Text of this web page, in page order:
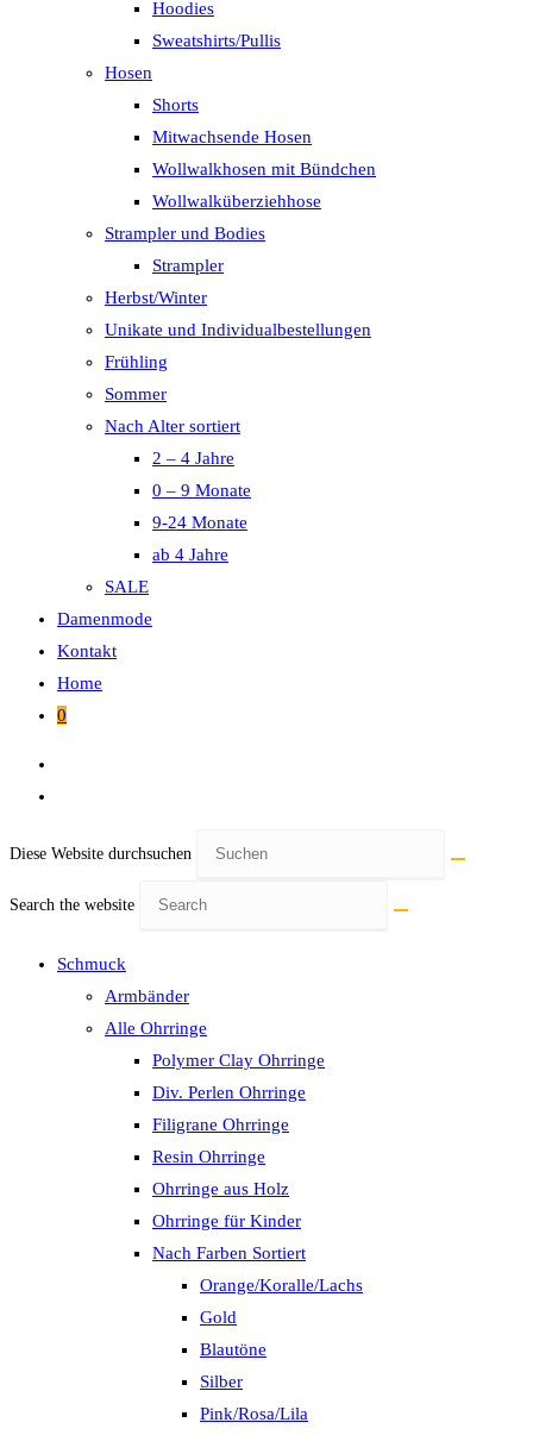
Hoodies
Sweatshirts/Pullis
Hosen
Shorts
Mitwachsende Hosen
Wollwalkhosen mit Bündchen
Wollwalküberziehhose
Strampler und Bodies
Strampler
Herbst/Winter
Unikate und Individualbestellungen
Frühling
Sommer
Nach Alter sortiert
2 – 4 Jahre
0 – 9 Monate
9-24 Monate
ab 4 Jahre
SALE
Damenmode
Kontakt
Home
0
Diese Website durchsuchen
Search the website
Schmuck
Armbänder
Alle Ohrringe
Polymer Clay Ohrringe
Div. Perlen Ohrringe
Filigrane Ohrringe
Resin Ohrringe
Ohrringe aus Holz
Ohrringe für Kinder
Nach Farben Sortiert
Orange/Koralle/Lachs
Gold
Blautöne
Silber
Pink/Rosa/Lila